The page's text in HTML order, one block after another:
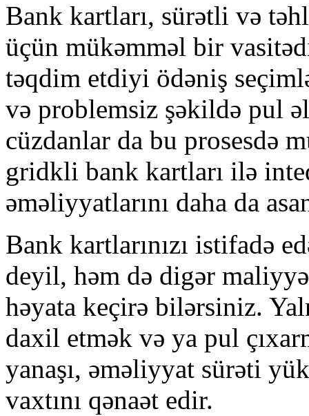
Bank kartları, sürətli və
üçün mükəmməl bir
təqdim etdiyi ödəniş
və problemsiz şəkildə pul
cüzdanlar da bu prosesdə
gridkli bank kartları ilə
əməliyyatlarını daha da
Bank kartlarınızı istifadə
deyil, həm də digər
həyata keçirə bilərsiniz.
daxil etmək və ya pul
yanaşı, əməliyyat sürəti
vaxtını qənaət edir.